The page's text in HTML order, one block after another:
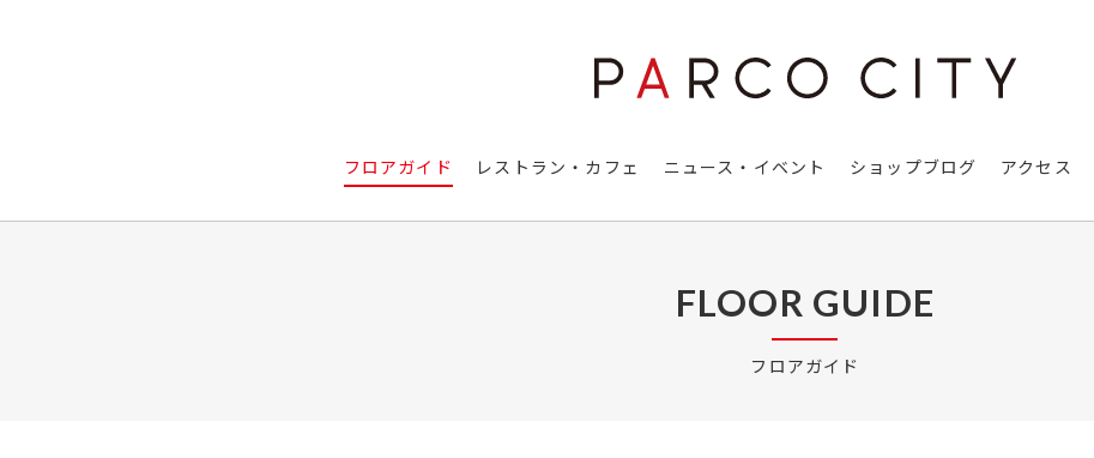
フロアガイド レストラン・カフェ ニュース・イベント ショップブログ アクセス
FLOOR GUIDE
フロアガイド